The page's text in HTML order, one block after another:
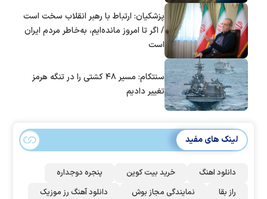
پزشکیان: ارتباط با رهبر انقلاب سخت است
/ اگر تا امروز مانده‌ایم، به‌خاطر مردم ایران
است
سنتکام: مسیر ۴۸ کشتی را در تنگه هرمز
تغییر دادیم
لینک های مفید
دانلود اهنگ خرید بیت کوین
پنجره دوجداره
راز بقا
نمایندگی مجاز بوش
دانلود آهنگ رز‌ موزیک